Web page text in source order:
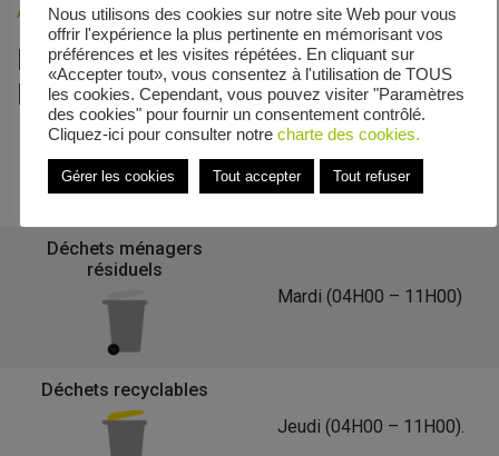
Accueil» Veolia - Zones de collecte» Rue du Puits Content
Le calendrier de collecte de Rue du
Puits Content
Retour à la liste des communes
Déchets ménagers
résiduels
Mardi (04H00 – 11H00)
Déchets recyclables
Jeudi (04H00 – 11H00).
Nous utilisons des cookies sur notre site Web pour vous
offrir l'expérience la plus pertinente en mémorisant vos
préférences et les visites répétées. En cliquant sur
«Accepter tout», vous consentez à l'utilisation de TOUS
les cookies. Cependant, vous pouvez visiter "Paramètres
des cookies" pour fournir un consentement contrôlé.
Cliquez-ici pour consulter notre charte des cookies.
Gérer les cookies Tout accepter Tout refuser